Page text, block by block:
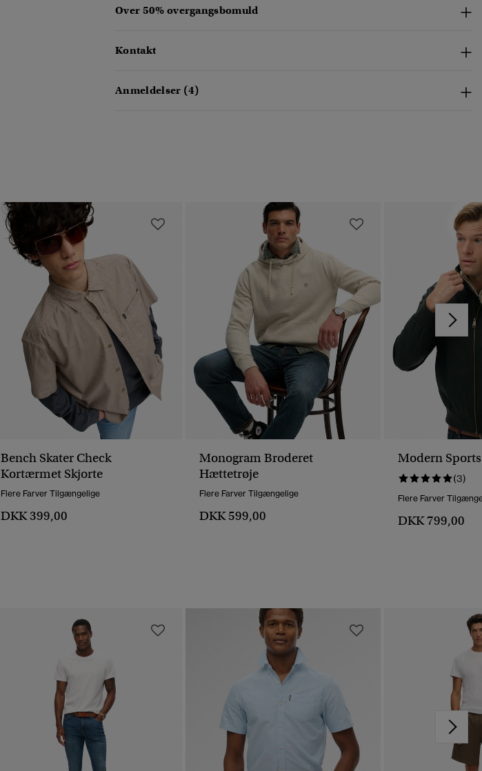
Over 50% overgangsbomuld
Kontakt
Anmeldelser (4)
Bench Skater Check
Kortærmet Skjorte
Flere Farver Tilgængelige
DKK 399,00
Monogram Broderet
Hættetrøje
Flere Farver Tilgængelige
DKK 599,00
Modern Sports
(3)
Flere Farver
DKK 799,00